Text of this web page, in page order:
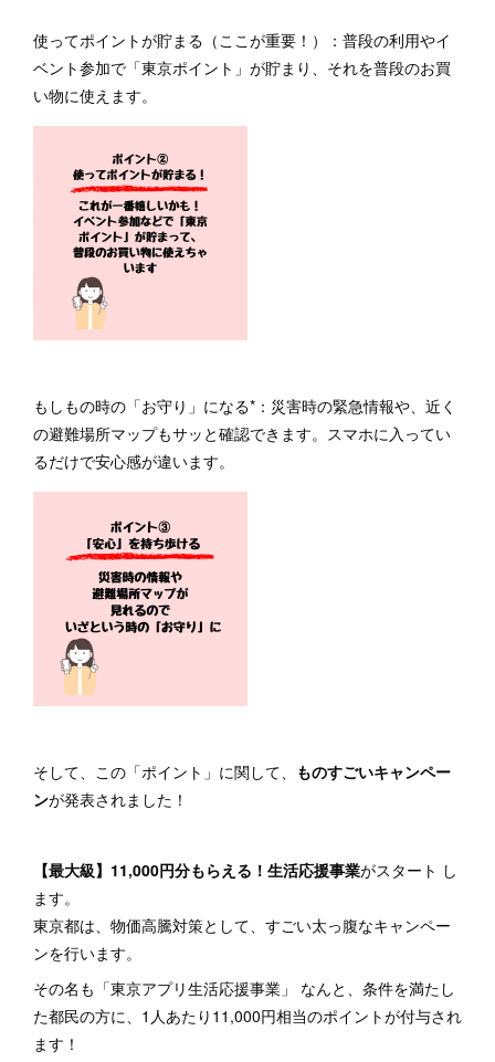
使ってポイントが貯まる（ここが重要！）：普段の利用やイ
ベント参加で「東京ポイント」が貯まり、それを普段のお買
い物に使えます。
もしもの時の「お守り」になる*：災害時の緊急情報や、近く
の避難場所マップもサッと確認できます。スマホに入ってい
るだけで安心感が違います。
そして、この「ポイント」に関して、 ものすごいキャンペー
ンが発表されました！
【最大級】11,000円分もらえる！生活応援事業がスタート し
ます。
東京都は、物価高騰対策として、すごい太っ腹なキャンペー
ンを行います。
その名も「東京アプリ生活応援事業」 なんと、条件を満たし
た都民の方に、1人あたり11,000円相当のポイントが付与され
ます！